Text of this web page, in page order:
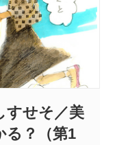
すせそ／美
る？（第1